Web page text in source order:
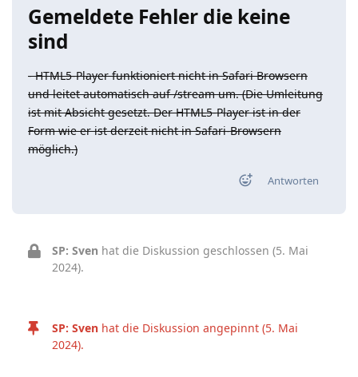
Gemeldete Fehler die keine
sind
- HTML5-Player funktioniert nicht in Safari Browsern
und leitet automatisch auf /stream um. (Die Umleitung
ist mit Absicht gesetzt. Der HTML5-Player ist in der
Form wie er ist derzeit nicht in Safari-Browsern
möglich.)
Antworten
SP: Sven hat die Diskussion geschlossen (5. Mai
2024).
SP: Sven hat die Diskussion angepinnt (5. Mai
2024).